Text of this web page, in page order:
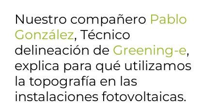
Nuestro compañero Pablo
González, Técnico
delineación de Greening-e,
explica para qué utilizamos
la topografía en las
instalaciones fotovoltaicas.